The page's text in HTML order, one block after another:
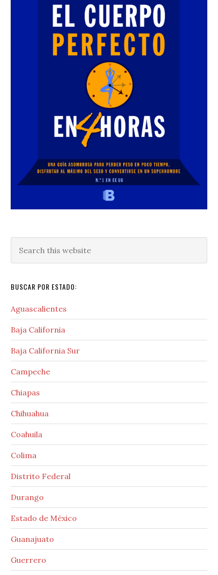
this
BUSCAR POR ESTADO:
Aguascalientes
Baja California
Baja California Sur
Campeche
Chiapas
Chihuahua
Coahuila
Colima
Distrito Federal
Durango
Estado de México
Guanajuato
Guerrero